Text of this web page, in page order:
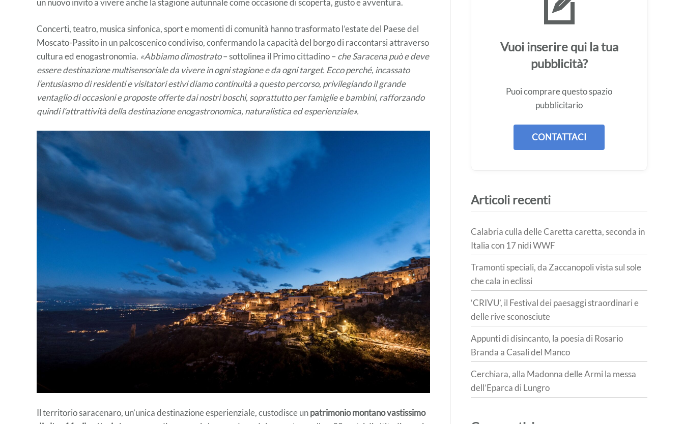
Concerti, teatro, musica sinfonica, sport e momenti di comunità hanno trasformato l’estate del Paese del
Moscato-Passito in un palcoscenico condiviso, confermando la capacità del borgo di raccontarsi attraverso
cultura ed enogastronomia. «Abbiamo dimostrato– sottolinea il Primo cittadino – che Saracena può e deve
essere destinazione multisensoriale da vivere in ogni stagione e da ogni target. Ecco perché, incassato
l’entusiasmo di residenti e visitatori estivi diamo continuità a questo percorso, privilegiando il grande
ventaglio di occasioni e proposte offerte dai nostri boschi, soprattutto per famiglie e bambini, rafforzando
quindi l’attrattività della destinazione enogastronomica, naturalistica ed esperienziale».
Il territorio saracenaro, un’unica destinazione esperienziale, custodisce unpatrimonio montano vastissimo
Vuoi inserire qui la tua
pubblicità?
Puoi comprare questo spazio
pubblicitario
CONTATTACI
Articoli recenti
Calabria culla delle Caretta caretta, seconda in
Italia con 17 nidi WWF
Tramonti speciali, da Zaccanopoli vista sul sole
che cala in eclissi
‘CRIVU’, il Festival dei paesaggi straordinari e
delle rive sconosciute
Appunti di disincanto, la poesia di Rosario
Branda a Casali del Manco
Cerchiara, alla Madonna delle Armi la messa
dell’Eparca di Lungro